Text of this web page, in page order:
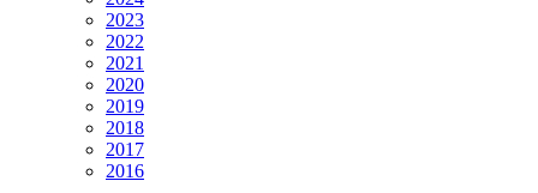
2023
2022
2021
2020
2019
2018
2017
2016